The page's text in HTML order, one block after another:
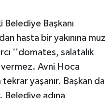
Belediye Başkanı
hasta bir yakınına muz
''domates, salatalık
Avni Hoca
yaşanır. Başkan da
Belediye adına